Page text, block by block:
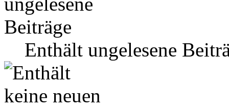
Enthält ungelesene